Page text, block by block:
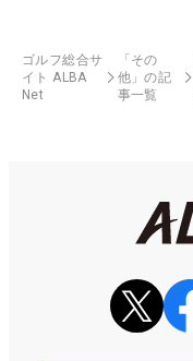
ゴルフ総合サ
イト ALBA
Net
「その
他」の記
事一覧